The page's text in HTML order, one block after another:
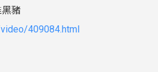
豬
409084.html